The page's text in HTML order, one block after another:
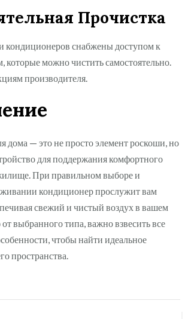
Прочистка
кондиционеров снабжены доступом к
которые можно чистить самостоятельно.
производителя.
дома — это не просто элемент роскоши, но
для поддержания комфортного
При правильном выборе и
кондиционер прослужит вам
свежий и чистый воздух в вашем
выбранного типа, важно взвесить все
чтобы найти идеальное
пространства.